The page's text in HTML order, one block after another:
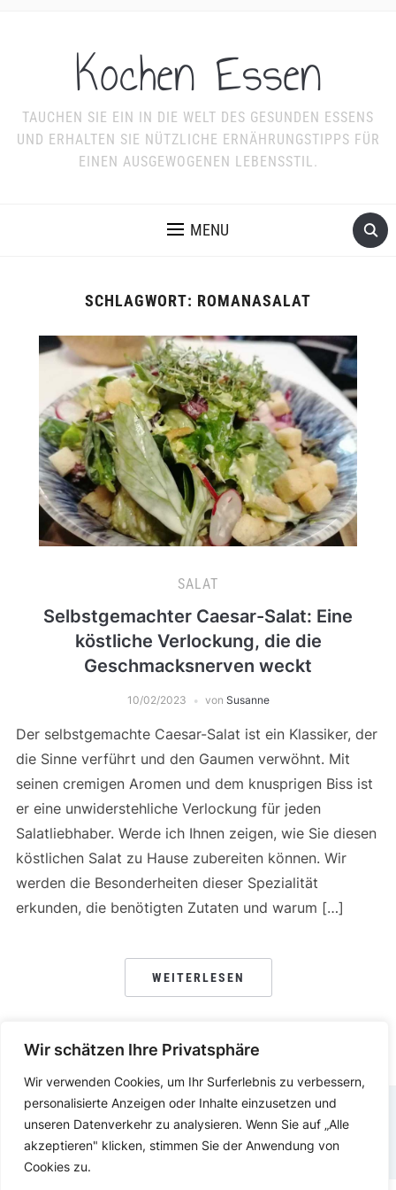
Wir schätzen Ihre Privatsphäre
Wir verwenden Cookies, um Ihr Surferlebnis zu verbessern,
personalisierte Anzeigen oder Inhalte einzusetzen und
unseren Datenverkehr zu analysieren. Wenn Sie auf „Alle
akzeptieren" klicken, stimmen Sie der Anwendung von
Cookies zu.
Kochen Essen
TAUCHEN SIE EIN IN DIE WELT DES GESUNDEN ESSENS
UND ERHALTEN SIE NÜTZLICHE ERNÄHRUNGSTIPPS FÜR
EINEN AUSGEWOGENEN LEBENSSTIL.
MENU
SCHLAGWORT: ROMANASALAT
SALAT
Selbstgemachter Caesar-Salat: Eine
köstliche Verlockung, die die
Geschmacksnerven weckt
10/02/2023 von Susanne
Der selbstgemachte Caesar-Salat ist ein Klassiker, der
die Sinne verführt und den Gaumen verwöhnt. Mit
seinen cremigen Aromen und dem knusprigen Biss ist
er eine unwiderstehliche Verlockung für jeden
Salatliebhaber. Werde ich Ihnen zeigen, wie Sie diesen
köstlichen Salat zu Hause zubereiten können. Wir
werden die Besonderheiten dieser Spezialität
erkunden, die benötigten Zutaten und warum […]
WEITERLESEN
DATENSCHUTZERKLÄRUNG IMPRESSUM